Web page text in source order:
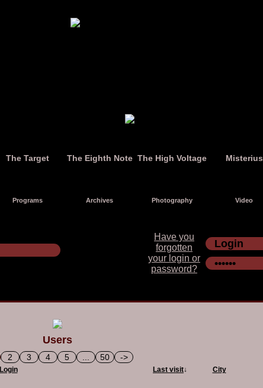
The Target The Eighth Note The High Voltage Misterius
Programs Archives Photography Video
Have you
forgotten
your login or
password?
Users
2 3 4 5 50 ->
Login Last visit↓ City